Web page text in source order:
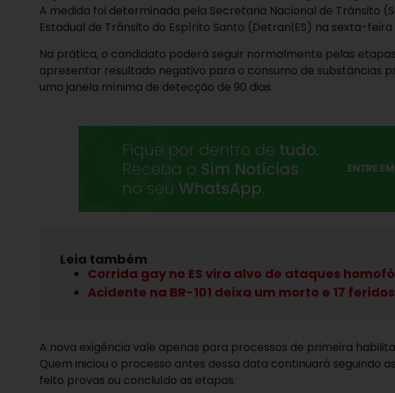
A medida foi determinada pela Secretaria Nacional de Trânsito
Estadual de Trânsito do Espírito Santo (Detran|ES) na sexta-feira
Na prática, o candidato poderá seguir normalmente pelas
apresentar resultado negativo para o consumo de substâncias
uma janela mínima de detecção de 90 dias.
Leia também
Corrida gay no ES vira alvo de ataques
Acidente na BR-101 deixa um morto e 17
A nova exigência vale apenas para processos de primeira
Quem iniciou o processo antes dessa data continuará seguindo
feito provas ou concluído as etapas.